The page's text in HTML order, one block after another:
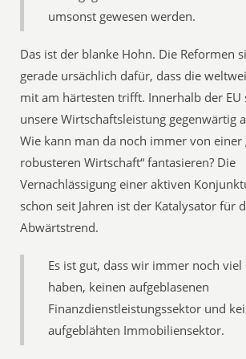
umsonst gewesen werden.
Das ist der blanke Hohn. Die Reformen
gerade ursächlich dafür, dass die
mit am härtesten trifft. Innerhalb der
unsere Wirtschaftsleistung gegenwärtig
Wie kann man da noch immer von einer
robusteren Wirtschaft“ fantasieren? Die
Vernachlässigung einer aktiven
schon seit Jahren ist der Katalysator für
Abwärtstrend.
Es ist gut, dass wir immer noch viel
haben, keinen aufgeblasenen
Finanzdienstleistungssektor und
aufgeblähten Immobiliensektor.